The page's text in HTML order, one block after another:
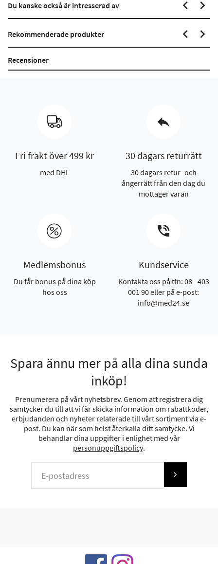
Du kanske också är intresserad av
Rekommenderade produkter
Recensioner
Fri frakt över 499 kr
med DHL
30 dagars returrätt
30 dagars retur- och
ångerrätt från den dag du
mottager varan
Medlemsbonus
Du får bonus på dina köp
hos oss
Kundservice
Kontakta oss på tfn: 08 - 403
001 90 eller på e-post:
info@med24.se
Spara ännu mer på alla dina sunda
inköp!
Prenumerera på vårt nyhetsbrev. Genom att registrera dig
samtycker du till att vi får skicka information om rabattkoder,
erbjudanden och nyheter relaterade till vårt sortiment via e-
post. Du kan när som helst återkalla ditt samtycke. Vi
behandlar dina uppgifter i enlighet med vår
personuppgiftspolicy.